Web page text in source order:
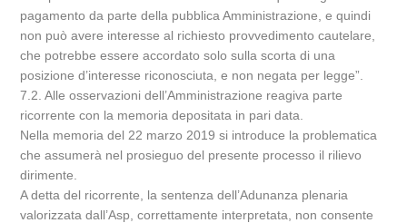
pagamento da parte della pubblica Amministrazione, e quindi
non può avere interesse al richiesto provvedimento cautelare,
che potrebbe essere accordato solo sulla scorta di una
posizione d’interesse riconosciuta, e non negata per legge”.
7.2. Alle osservazioni dell’Amministrazione reagiva parte
ricorrente con la memoria depositata in pari data.
Nella memoria del 22 marzo 2019 si introduce la problematica
che assumerà nel prosieguo del presente processo il rilievo
dirimente.
A detta del ricorrente, la sentenza dell’Adunanza plenaria
valorizzata dall’Asp, correttamente interpretata, non consente